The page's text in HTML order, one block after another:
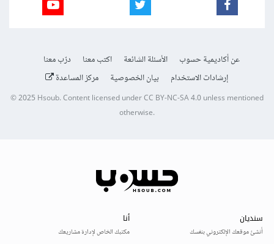
عن أكاديمية حسوب الأسئلة الشائعة اكتب معنا
درّب معنا
إرشادات الاستخدام
بيان الخصوصية مركز المساعدة
© 2025Hsoub.Content licensed underCC BY-NC-SA 4.0unless mentioned
otherwise.